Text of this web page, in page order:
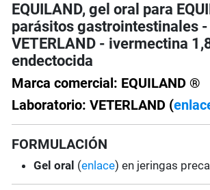
EQUILAND, gel oral para
parásitos gastrointestinales -
VETERLAND - ivermectina
endectocida
Marca comercial: EQUILAND ®
Laboratorio: VETERLAND (
FORMULACIÓN
Gel oral (enlace) en jeringas